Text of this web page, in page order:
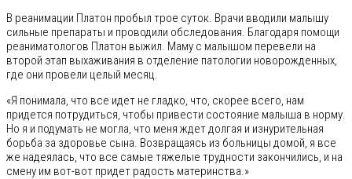
В реанимации Платон пробыл трое суток. Врачи вводили малышу
сильные препараты и проводили обследования. Благодаря помощи
реаниматологов Платон выжил. Маму с малышом перевели на
второй этап выхаживания в отделение патологии новорожденных,
где они провели целый месяц.
«Я понимала, что все идет не гладко, что, скорее всего, нам
придется потрудиться, чтобы привести состояние малыша в норму.
Но я и подумать не могла, что меня ждет долгая и изнурительная
борьба за здоровье сына. Возвращаясь из больницы домой, я все
же надеялась, что все самые тяжелые трудности закончились, и на
смену им вот-вот придет радость материнства.»